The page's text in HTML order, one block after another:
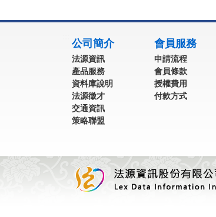
公司簡介
法源資訊
產品服務
資料庫說明
法源徵才
交通資訊
策略聯盟
會員服務
申請流程
會員條款
授權費用
付款方式